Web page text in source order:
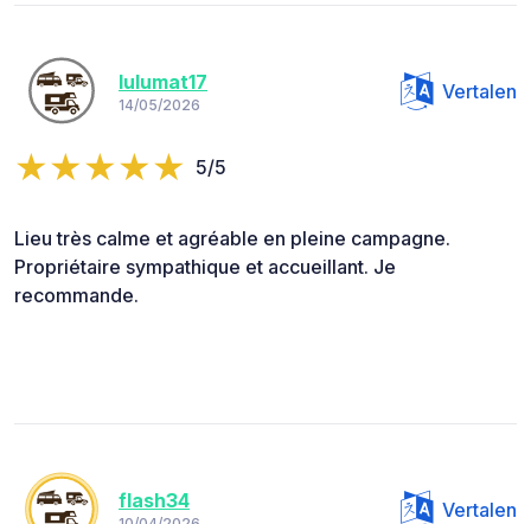
lulumat17
14/05/2026
Vertalen
5/5
Lieu très calme et agréable en pleine campagne.
Propriétaire sympathique et accueillant. Je
recommande.
flash34 Vertalen